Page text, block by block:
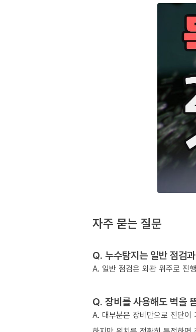
자주 묻는 질문
Q. 누수탐지는 일반 점검
A. 일반 점검은 외관 위주로 진
Q. 장비를 사용해도 벽을
A. 대부분은 장비만으로 진단이